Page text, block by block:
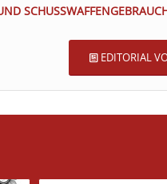
SCHUSSWAFFENGEBRAUCH
EDITORIAL